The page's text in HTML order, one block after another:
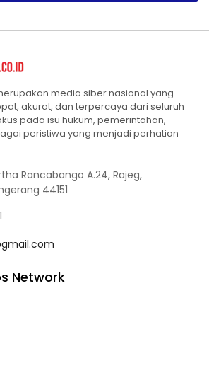
media siber nasional yang
akurat, dan terpercaya dari seluruh
pada isu hukum, pemerintahan,
peristiwa yang menjadi perhatian
Rancabango A.24, Rajeg,
44151
Network